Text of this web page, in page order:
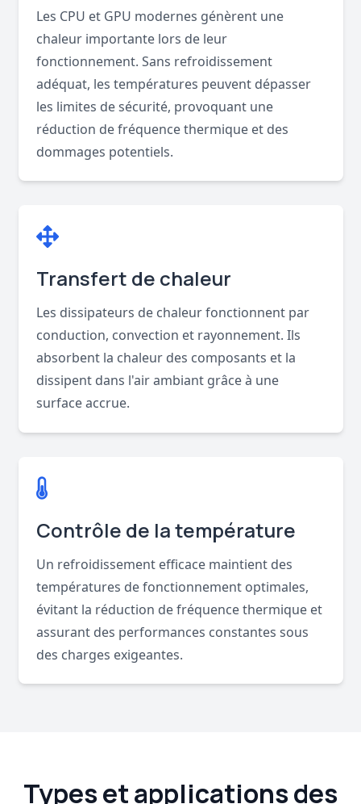
Les CPU et GPU modernes génèrent une
chaleur importante lors de leur
fonctionnement. Sans refroidissement
adéquat, les températures peuvent dépasser
les limites de sécurité, provoquant une
réduction de fréquence thermique et des
dommages potentiels.
Transfert de chaleur
Les dissipateurs de chaleur fonctionnent par
conduction, convection et rayonnement. Ils
absorbent la chaleur des composants et la
dissipent dans l'air ambiant grâce à une
surface accrue.
Contrôle de la température
Un refroidissement efficace maintient des
températures de fonctionnement optimales,
évitant la réduction de fréquence thermique et
assurant des performances constantes sous
des charges exigeantes.
Types et applications des